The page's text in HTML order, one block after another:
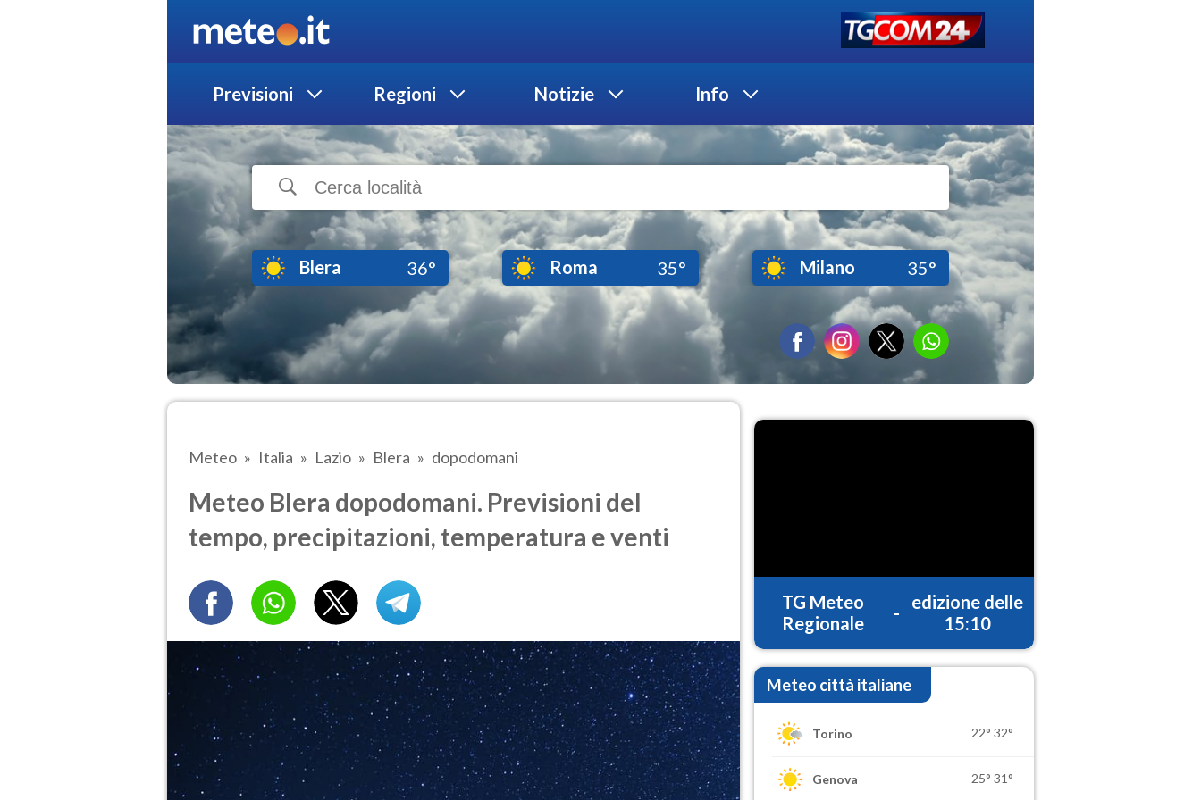
Previsioni Regioni Notizie Info
Blera 36° Roma 35° Milano 35°
Meteo Italia Lazio Blera dopodomani
Meteo Blera dopodomani. Previsioni del
tempo, precipitazioni, temperatura e venti
TG Meteo
Regionale
-
edizione delle
15:10
Meteo città italiane
Torino 22° 32°
Genova 25° 31°